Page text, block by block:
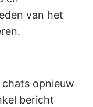
van het
opnieuw
bericht